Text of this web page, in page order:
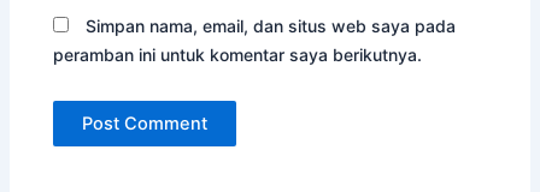
Simpan nama, email, dan situs web saya pada
peramban ini untuk komentar saya berikutnya.